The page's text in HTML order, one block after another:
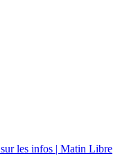
les infos | Matin Libre